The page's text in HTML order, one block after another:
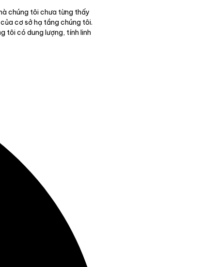
chúng tôi chưa từng thấy
cơ sở hạ tầng chúng tôi.
tôi có dung lượng, tính linh